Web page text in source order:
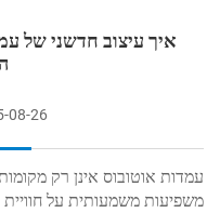
איך עיצוב חדשני של
08-26
עמדות אוטובוס אינן רק
משפיעות משמעותית על